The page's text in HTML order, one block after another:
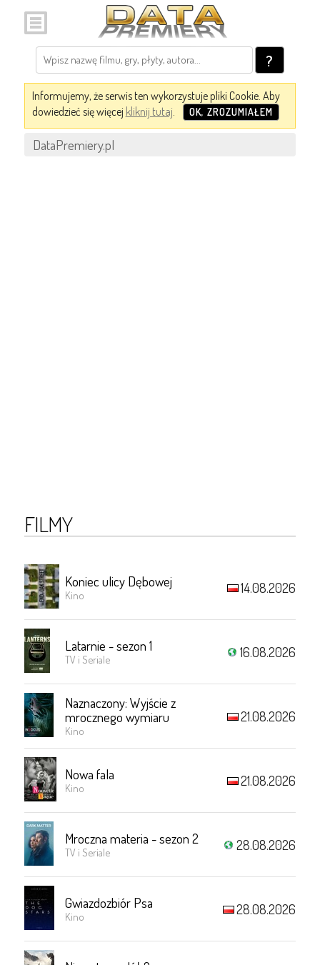
?
Informujemy, że serwis ten wykorzystuje pliki Cookie. Aby
dowiedzieć się więcej kliknij tutaj. OK, ZROZUMIAŁEM
DataPremiery.pl
FILMY
Koniec ulicy Dębowej
Kino 14.08.2026
Latarnie - sezon 1
TV i Seriale 16.08.2026
Naznaczony: Wyjście z
mrocznego wymiaru
Kino
21.08.2026
Nowa fala
Kino 21.08.2026
Mroczna materia - sezon 2
TV i Seriale 28.08.2026
Gwiazdozbiór Psa
Kino 28.08.2026